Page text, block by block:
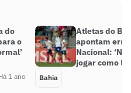
do
o
1 ano
Atletas do
apontam
Nacional:
jogar como
Bahia